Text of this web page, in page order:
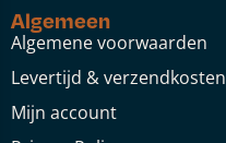
Algemeen
Algemene voorwaarden
Levertijd & verzendkosten
Mijn account